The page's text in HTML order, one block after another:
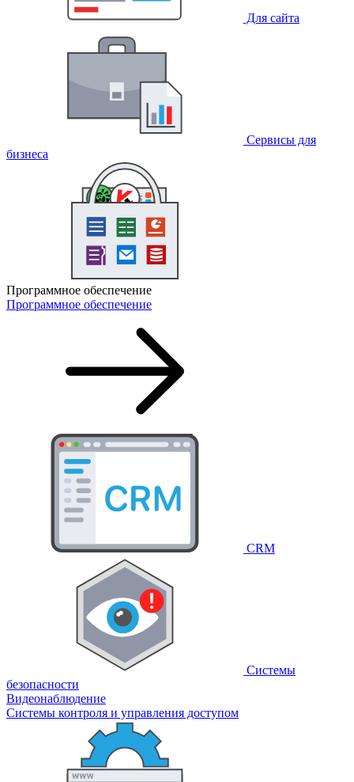
Для сайта
Сервисы для
бизнеса
Программное обеспечение
Программное обеспечение
CRM
Системы
безопасности
Видеонаблюдение
Системы контроля и управления доступом